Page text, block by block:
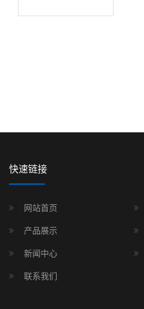
快速链接
网站首页
产品展示
新闻中心
联系我们